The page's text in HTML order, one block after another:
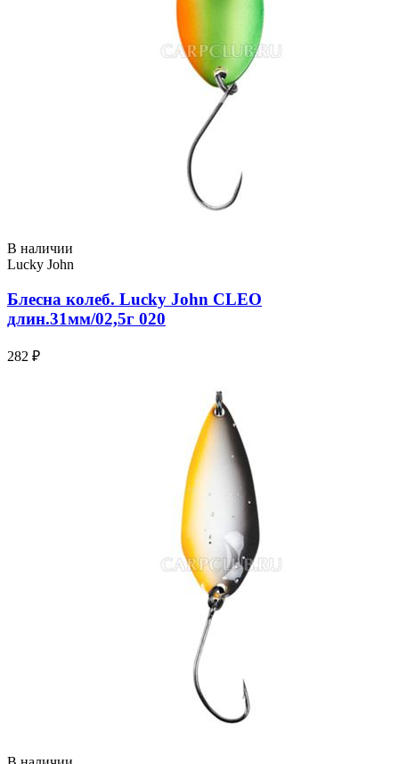
В наличии
Lucky John
Блесна колеб. Lucky John CLEO
длин.31мм/02,5г 020
282 ₽